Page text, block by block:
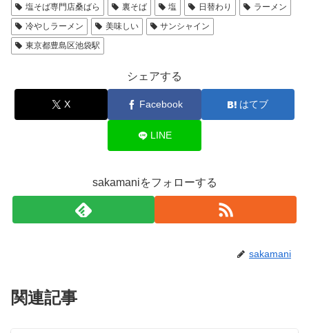
塩そば専門店桑ばら
裏そば 塩 日替わり
ラーメン
冷やしラーメン
美味しい
サンシャイン
東京都豊島区池袋駅
シェアする
X Facebook はてブ
LINE
sakamaniをフォローする
sakamani
関連記事